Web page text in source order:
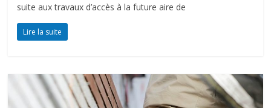
suite aux travaux d’accès à la future aire de
Lire la suite